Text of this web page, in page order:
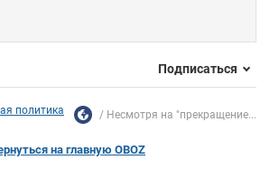
Подписаться
политика Несмотря на "прекращение...
на главную OBOZ